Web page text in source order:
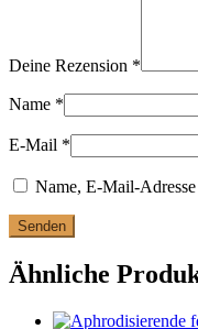
Deine Rezension *
Name *
E-Mail *
Name, E-Mail-
Ähnliche